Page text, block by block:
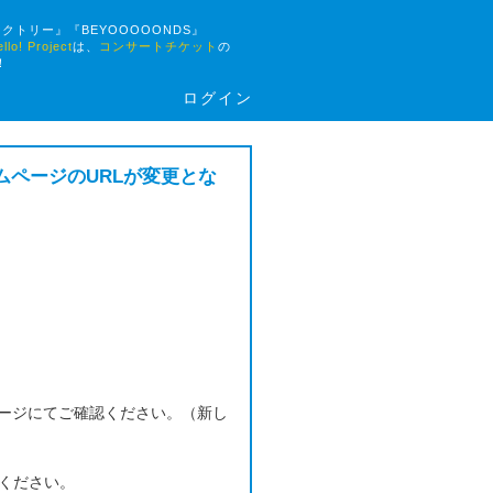
トリー』『BEYOOOOONDS』
Projectは、 コンサートチケット の
ログイン
ページのURLが変更とな
ジにてご確認ください。（新し
ださい。